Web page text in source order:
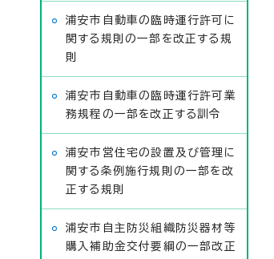
浦安市自動車の臨時運行許可に
関する規則の一部を改正する規
則
浦安市自動車の臨時運行許可業
務規程の一部を改正する訓令
浦安市営住宅の設置及び管理に
関する条例施行規則の一部を改
正する規則
浦安市自主防災組織防災器材等
購入補助金交付要綱の一部改正